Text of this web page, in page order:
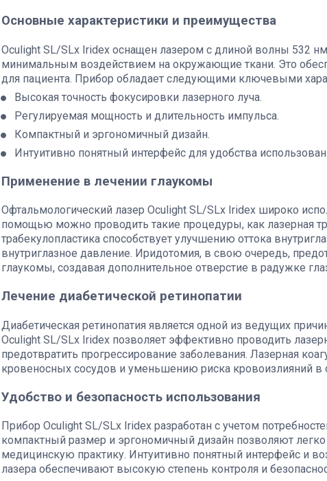
Основные характеристики и преимущества
Oculight SL/SLx Iridex оснащен лазером с длиной волны 532
минимальным воздействием на окружающие ткани. Это
для пациента. Прибор обладает следующими ключевыми
Высокая точность фокусировки лазерного луча.
Регулируемая мощность и длительность импульса.
Компактный и эргономичный дизайн.
Интуитивно понятный интерфейс для удобства
Применение в лечении глаукомы
Офтальмологический лазер Oculight SL/SLx Iridex широко
помощью можно проводить такие процедуры, как лазерная
трабекулопластика способствует улучшению оттока
внутриглазное давление. Иридотомия, в свою очередь,
глаукомы, создавая дополнительное отверстие в радужке
Лечение диабетической ретинопатии
Диабетическая ретинопатия является одной из ведущих
Oculight SL/SLx Iridex позволяет эффективно проводить
предотвратить прогрессирование заболевания. Лазерная
кровеносных сосудов и уменьшению риска кровоизлияний в
Удобство и безопасность использования
Прибор Oculight SL/SLx Iridex разработан с учетом
компактный размер и эргономичный дизайн позволяют
медицинскую практику. Интуитивно понятный интерфейс и
лазера обеспечивают высокую степень контроля и